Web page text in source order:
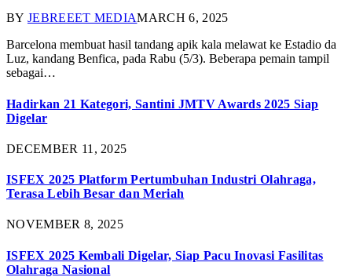
BY JEBREEET MEDIAMARCH 6, 2025
Barcelona membuat hasil tandang apik kala melawat ke Estadio da
Luz, kandang Benfica, pada Rabu (5/3). Beberapa pemain tampil
sebagai…
Hadirkan 21 Kategori, Santini JMTV Awards 2025 Siap
Digelar
DECEMBER 11, 2025
ISFEX 2025 Platform Pertumbuhan Industri Olahraga,
Terasa Lebih Besar dan Meriah
NOVEMBER 8, 2025
ISFEX 2025 Kembali Digelar, Siap Pacu Inovasi Fasilitas
Olahraga Nasional